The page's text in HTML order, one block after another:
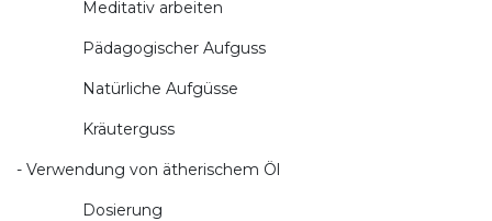
Meditativ arbeiten
Pädagogischer Aufguss
Natürliche Aufgüsse
Kräuterguss
- Verwendung von ätherischem Öl
Dosierung